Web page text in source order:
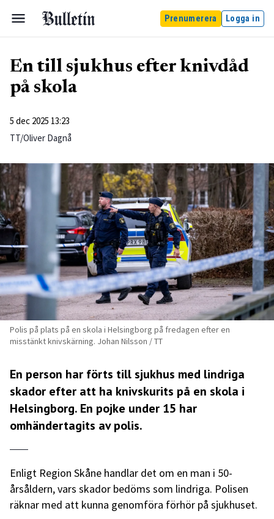
Prenumerera Logga in
En till sjukhus efter knivdåd
på skola
5 dec 2025 13:23
TT/Oliver Dagnå
Polis på plats på en skola i Helsingborg på fredagen efter en
misstänkt knivskärning. Johan Nilsson / TT
En person har förts till sjukhus med lindriga
skador efter att ha knivskurits på en skola i
Helsingborg. En pojke under 15 har
omhändertagits av polis.
Enligt Region Skåne handlar det om en man i 50-
årsåldern, vars skador bedöms som lindriga. Polisen
räknar med att kunna genomföra förhör på sjukhuset.